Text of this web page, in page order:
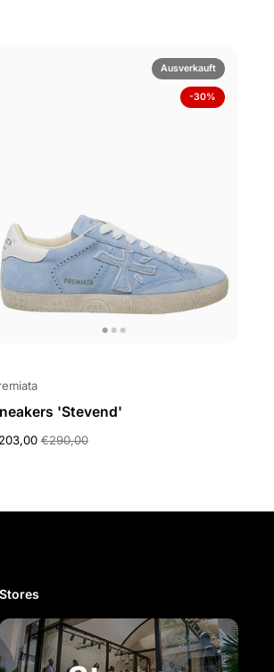
'Stevend'
€290,00
Ausverkauft
-30%
Stores